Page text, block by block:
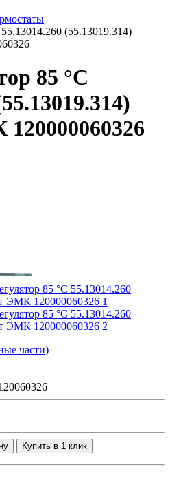
(55.13019.314)
85 °C
части)
Купить в 1 клик